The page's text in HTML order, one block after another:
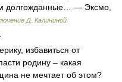
долгожданные… — Эксмо,
Д. Калининой
избавиться от
родину – какая
не мечтает об этом?